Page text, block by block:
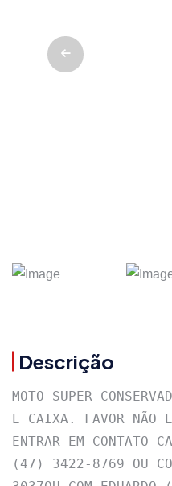
Descrição
MOTO SUPER
E CAIXA. FAVOR NÃO
ENTRAR EM CONTATO
(47) 3422-8769 OU